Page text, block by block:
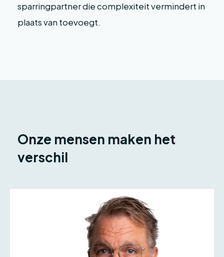
sparringpartner die complexiteit vermindert in
plaats van toevoegt.
Onze mensen maken het
verschil